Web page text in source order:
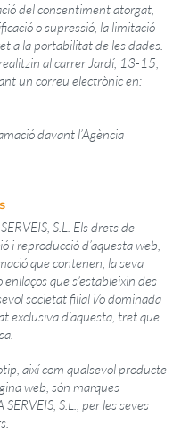
del consentiment atorgat,
o supressió, la limitació
a la portabilitat de les dades.
al carrer Jardí, 13-15,
un correu electrònic en:
davant l’Agència
SERVEIS, S.L. Els drets de
i reproducció d’aquesta web,
que contenen, la seva
que s’estableixin des
societat filial i/o dominada
exclusiva d’aquesta, tret que
així com qualsevol producte
web, són marques
SERVEIS, S.L., per les seves